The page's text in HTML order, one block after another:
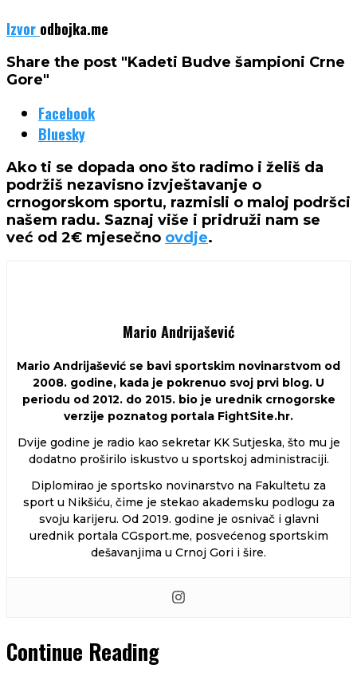
Izvor odbojka.me
Share the post "Kadeti Budve šampioni Crne
Gore"
Facebook
Bluesky
Ako ti se dopada ono što radimo i želiš da
podržiš nezavisno izvještavanje o
crnogorskom sportu, razmisli o maloj podršci
našem radu. Saznaj više i pridruži nam se
već od 2€ mjesečno ovdje.
Mario Andrijašević
Mario Andrijašević se bavi sportskim novinarstvom od
2008. godine, kada je pokrenuo svoj prvi blog. U
periodu od 2012. do 2015. bio je urednik crnogorske
verzije poznatog portala FightSite.hr.
Dvije godine je radio kao sekretar KK Sutjeska, što mu je
dodatno proširilo iskustvo u sportskoj administraciji.
Diplomirao je sportsko novinarstvo na Fakultetu za
sport u Nikšiću, čime je stekao akademsku podlogu za
svoju karijeru. Od 2019. godine je osnivač i glavni
urednik portala CGsport.me, posvećenog sportskim
dešavanjima u Crnoj Gori i šire.
Continue Reading